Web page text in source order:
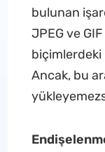
bulunan
JPEG ve
biçimlerdeki
Ancak, bu